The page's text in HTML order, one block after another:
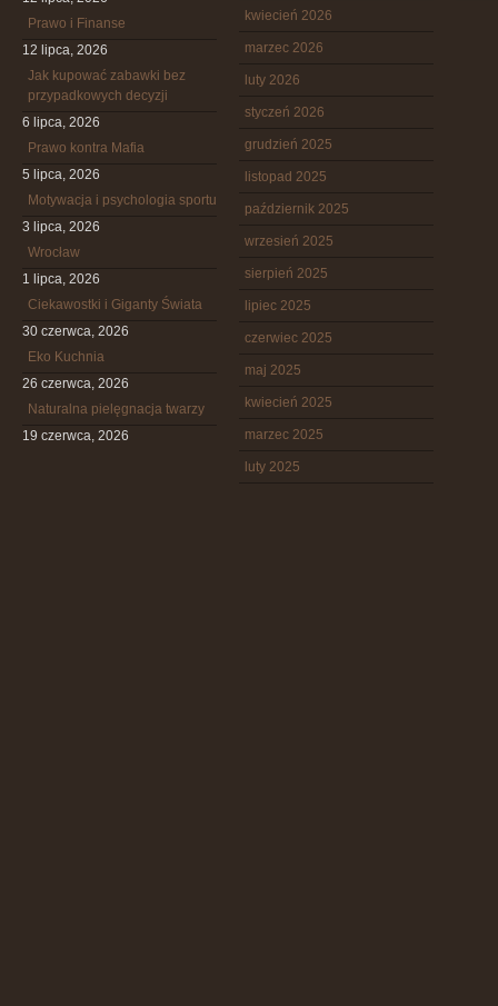
Prawo i Finanse
12 lipca, 2026
Jak kupować zabawki bez
przypadkowych decyzji
6 lipca, 2026
Prawo kontra Mafia
5 lipca, 2026
Motywacja i psychologia sportu
3 lipca, 2026
Wrocław
1 lipca, 2026
Ciekawostki i Giganty Świata
30 czerwca, 2026
Eko Kuchnia
26 czerwca, 2026
Naturalna pielęgnacja twarzy
19 czerwca, 2026
kwiecień 2026
marzec 2026
luty 2026
styczeń 2026
grudzień 2025
listopad 2025
październik 2025
wrzesień 2025
sierpień 2025
lipiec 2025
czerwiec 2025
maj 2025
kwiecień 2025
marzec 2025
luty 2025